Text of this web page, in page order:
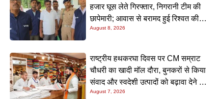
हजार घूस लेते गिरफ्तार, निगरानी टीम की
छापेमारी; आवास से बरामद हुई रिश्वत की
रकम
August 8, 2026
राष्ट्रीय हथकरघा दिवस पर CM सम्राट
चौधरी का खादी मॉल दौरा, बुनकरों से किया
संवाद और स्वदेशी उत्पादों को बढ़ावा देने की
अपील
August 7, 2026